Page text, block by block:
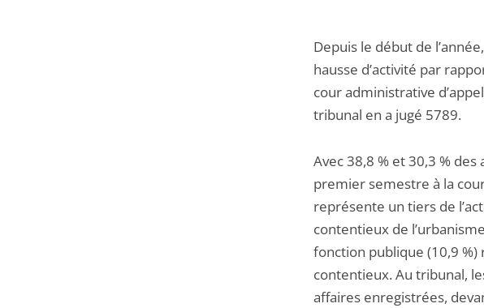
Depuis le début de
hausse d’activité par
cour administrative
tribunal en a jugé 5789.
Avec 38,8 % et 30,3 %
premier semestre à la
représente un tiers de
contentieux de
fonction publique (10,9
contentieux. Au tribunal,
affaires enregistrées,